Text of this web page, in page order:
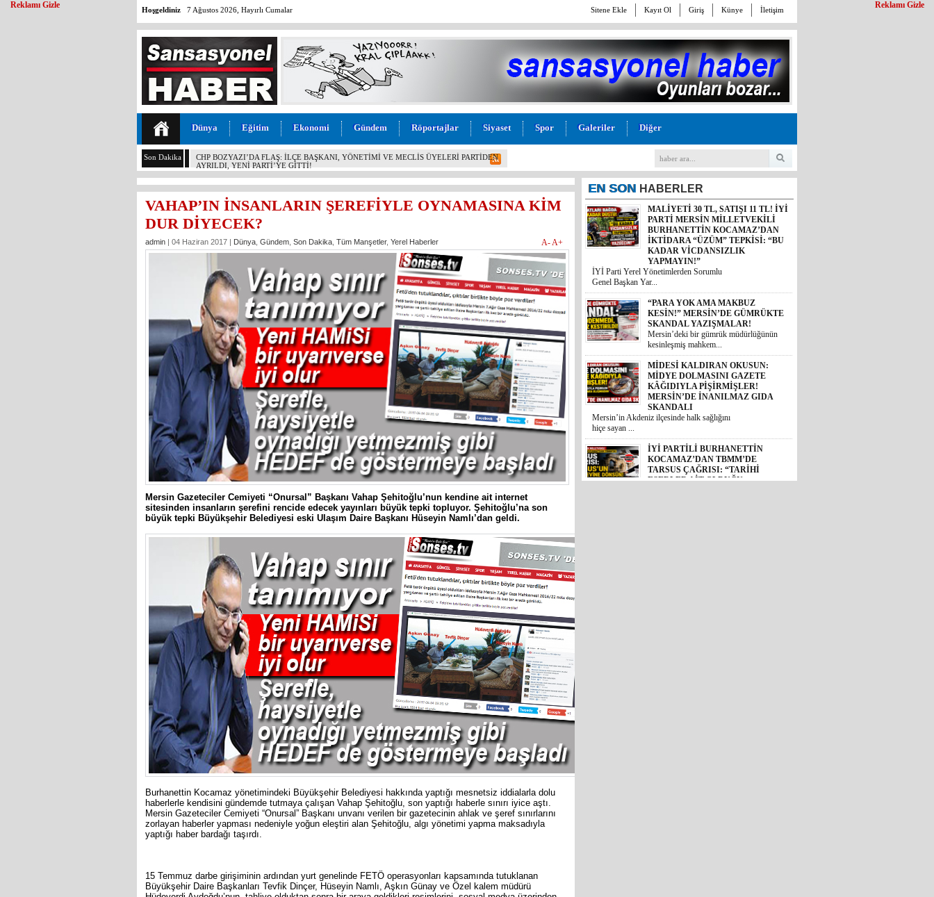
Hoşgeldiniz 7 Ağustos 2026, Hayırlı Cumalar Sitene Ekle Kayıt Ol Giriş Künye İletişim
Dünya Eğitim Ekonomi Gündem Röportajlar Siyaset Spor Galeriler Diğer
Son Dakika
MALİYETİ 30 TL, SATIŞI 11 TL! İYİ PARTİ MERSİN MİLLETVEKİLİ BURHANETTİN
KOCAMAZ’DAN İKTİDARA “ÜZÜM” TEPKİSİ: “BU KADAR VİCDANSIZLIK
YAPMAYIN!”
VAHAP’IN İNSANLARIN ŞEREFİYLE OYNAMASINA KİM
DUR DİYECEK?
admin | 04 Haziran 2017 | Dünya Gündem Son Dakika Tüm Manşetler, Yerel Haberler A-A+
Mersin Gazeteciler Cemiyeti “Onursal” Başkanı Vahap Şehitoğlu’nun kendine ait internet
sitesinden insanların şerefini rencide edecek yayınları büyük tepki topluyor. Şehitoğlu’na son
büyük tepki Büyükşehir Belediyesi eski Ulaşım Daire Başkanı Hüseyin Namlı’dan geldi.
Burhanettin Kocamaz yönetimindeki Büyükşehir Belediyesi hakkında yaptığı mesnetsiz iddialarla dolu
haberlerle kendisini gündemde tutmaya çalışan Vahap Şehitoğlu, son yaptığı haberle sınırı iyice aştı.
Mersin Gazeteciler Cemiyeti “Onursal” Başkanı unvanı verilen bir gazetecinin ahlak ve şeref sınırlarını
zorlayan haberler yapması nedeniyle yoğun eleştiri alan Şehitoğlu, algı yönetimi yapma maksadıyla
yaptığı haber bardağı taşırdı.
15 Temmuz darbe girişiminin ardından yurt genelinde FETÖ operasyonları kapsamında tutuklanan
Büyükşehir Daire Başkanları Tevfik Dinçer, Hüseyin Namlı, Aşkın Günay ve Özel kalem müdürü
EN SON HABERLER
MALİYETİ 30 TL, SATIŞI 11 TL! İYİ
PARTİ MERSİN MİLLETVEKİLİ
BURHANETTİN KOCAMAZ’DAN
İKTİDARA “ÜZÜM” TEPKİSİ: “BU
KADAR VİCDANSIZLIK
YAPMAYIN!”
İYİ Parti Yerel Yönetimlerden Sorumlu
Genel Başkan Yar...
“PARA YOK AMA MAKBUZ
KESİN!” MERSİN’DE GÜMRÜKTE
SKANDAL YAZIŞMALAR!
Mersin’deki bir gümrük müdürlüğünün
kesinleşmiş mahkem...
MİDESİ KALDIRAN OKUSUN:
MİDYE DOLMASINI GAZETE
KÂĞIDIYLA PİŞİRMİŞLER!
MERSİN’DE İNANILMAZ GIDA
SKANDALI
Mersin’in Akdeniz ilçesinde halk sağlığını
hiçe sayan ...
İYİ PARTİLİ BURHANETTİN
KOCAMAZ’DAN TBMM’DE
TARSUS ÇAĞRISI: “TARİHİ
ESERLER AİT OLDUĞU
TOPRAKLARA DÖNMELİ!”
İYİ Parti Mersin Milletvekili Burhanettin
Kocamaz, TBM...
GÜNÜN ÜNİVERSİTE TEZ
KONUSU! BOZYAZI BELEDİYE
BAŞKANI MUSTAFA
ÇETİNKAYA’NIN 2 YILLIK
KARNESİ AÇIKLANDI: “VAATLER
Reklamı Gizle
Reklamı Gizle